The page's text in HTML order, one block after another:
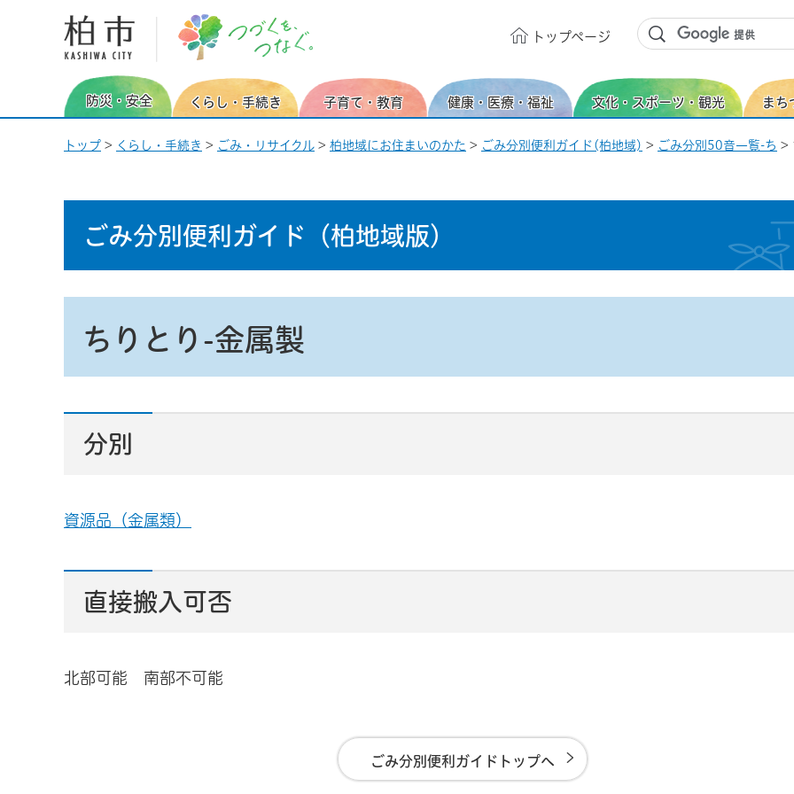
柏市 つづくを、つなぐ。
トップページ
防災・安全 くらし・手続き 子育て・教育 健康・医療・福祉 文化・スポーツ・観光 まち
トップ > くらし・手続き > ごみ・リサイクル > 柏地域にお住まいのかた > ごみ分別便利ガイド(柏地域) > ごみ分別50音一覧-ち >
ごみ分別便利ガイド （柏地域版）
ちりとり-金属製
分別
資源品（金属類）
直接搬入可否
北部可能 南部不可能
ごみ分別便利ガイドトップへ